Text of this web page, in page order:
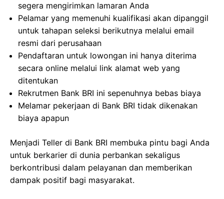
segera mengirimkan lamaran Anda
Pelamar yang memenuhi kualifikasi akan dipanggil
untuk tahapan seleksi berikutnya melalui email
resmi dari perusahaan
Pendaftaran untuk lowongan ini hanya diterima
secara online melalui link alamat web yang
ditentukan
Rekrutmen Bank BRI ini sepenuhnya bebas biaya
Melamar pekerjaan di Bank BRI tidak dikenakan
biaya apapun
Menjadi Teller di Bank BRI membuka pintu bagi Anda
untuk berkarier di dunia perbankan sekaligus
berkontribusi dalam pelayanan dan memberikan
dampak positif bagi masyarakat.